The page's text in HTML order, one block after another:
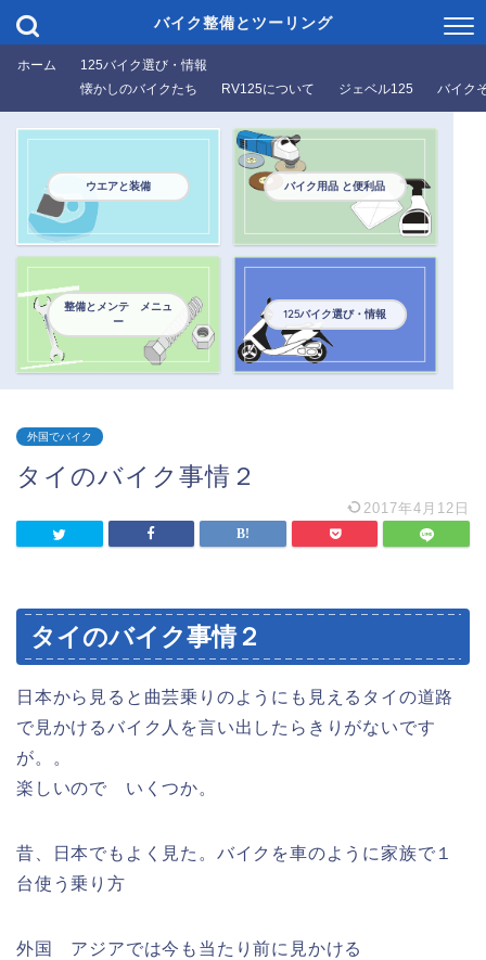
バイク整備とツーリング
ホーム
125バイク選び・情報
懐かしのバイクたち
RV125について ジェベル125 バイク
ウエアと装備 バイク用品 と便利品
整備とメンテ メニュ
ー
125バイク選び・情報
外国でバイク
タイのバイク事情２
2017年4月12日
タイのバイク事情２
日本から見ると曲芸乗りのようにも見えるタイの道路
で見かけるバイク人を言い出したらきりがないです
が。。
楽しいので いくつか。
昔、日本でもよく見た。バイクを車のように家族で１
台使う乗り方
外国 アジアでは今も当たり前に見かける